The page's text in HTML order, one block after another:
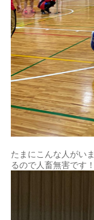
たまにこんな人がい
るので人畜無害です！